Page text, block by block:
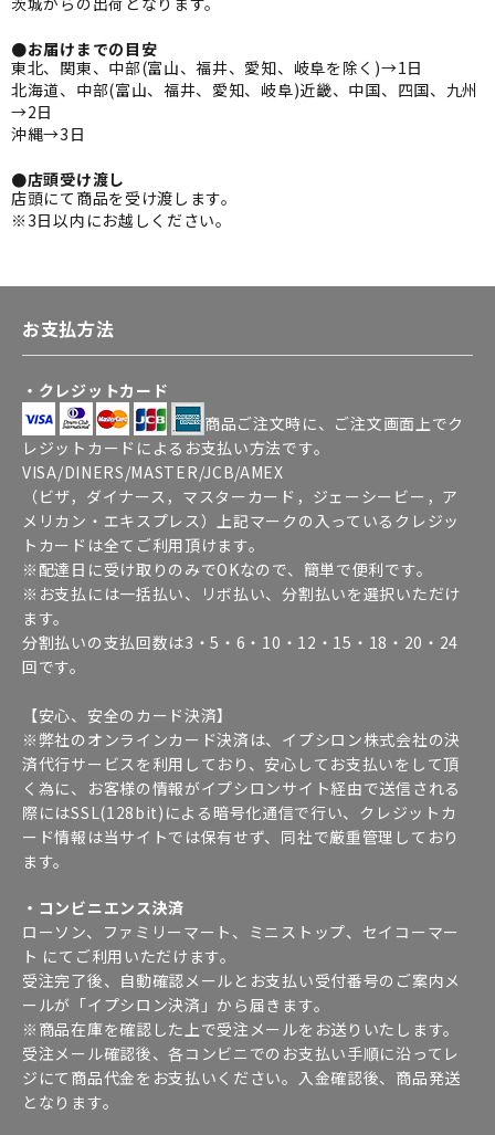
●お届けまでの目安
東北、関東、中部(富山、福井、愛知、岐阜を除く)→1日
北海道、中部(富山、福井、愛知、岐阜)近畿、中国、四国、九州
→2日
沖縄→3日
●店頭受け渡し
店頭にて商品を受け渡します。
※3日以内にお越しください。
お支払方法
・クレジットカード
商品ご注文時に、ご注文画面上でク
レジットカードによるお支払い方法です。
VISA/DINERS/MASTER/JCB/AMEX
（ビザ，ダイナース，マスターカード，ジェーシービー，ア
メリカン・エキスプレス）上記マークの入っているクレジッ
トカードは全てご利用頂けます。
※配達日に受け取りのみでOKなので、簡単で便利です。
※お支払には一括払い、リボ払い、分割払いを選択いただけ
ます。
分割払いの支払回数は3・5・6・10・12・15・18・20・24
回です。
【安心、安全のカード決済】
※弊社のオンラインカード決済は、イプシロン株式会社の決
済代行サービスを利用しており、安心してお支払いをして頂
く為に、お客様の情報がイプシロンサイト経由で送信される
際にはSSL(128bit)による暗号化通信で行い、クレジットカ
ード情報は当サイトでは保有せず、同社で厳重管理しており
ます。
・コンビニエンス決済
ローソン、ファミリーマート、ミニストップ、セイコーマー
ト にてご利用いただけます。
受注完了後、自動確認メールとお支払い受付番号のご案内メ
ールが「イプシロン決済」から届きます。
※商品在庫を確認した上で受注メールをお送りいたします。
受注メール確認後、各コンビニでのお支払い手順に沿ってレ
ジにて商品代金をお支払いください。入金確認後、商品発送
となります。